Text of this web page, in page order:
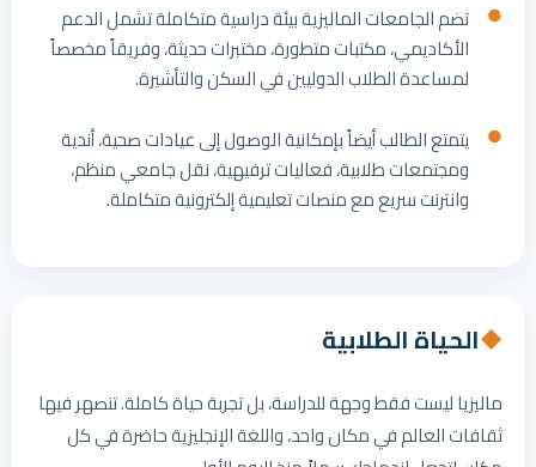
تضم الجامعات الماليزية بيئة دراسية متكاملة تشمل الدعم
الأكاديمي، مكتبات متطورة، مختبرات حديثة، وفريقاً مخصصاً
لمساعدة الطلاب الدوليين في السكن والتأشيرة.
يتمتع الطالب أيضاً بإمكانية الوصول إلى عيادات صحية، أندية
ومجتمعات طلابية، فعاليات ترفيهية، نقل جامعي منظم،
وانترنت سريع مع منصات تعليمية إلكترونية متكاملة.
◆الحياة الطلابية
ماليزيا ليست فقط وجهة للدراسة، بل تجربة حياة كاملة. تنصهر فيها
ثقافات العالم في مكان واحد، واللغة الإنجليزية حاضرة في كل